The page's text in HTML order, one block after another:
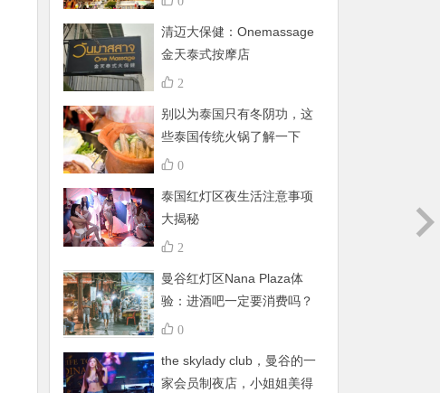
清迈大保健：Onemassage
金天泰式按摩店
2
别以为泰国只有冬阴功，这
些泰国传统火锅了解一下
0
泰国红灯区夜生活注意事项
大揭秘
2
曼谷红灯区Nana Plaza体
验：进酒吧一定要消费吗？
有什么禁忌呢？
0
the skylady club，曼谷的一
家会员制夜店，小姐姐美得